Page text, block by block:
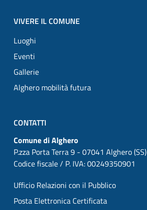
VIVERE IL COMUNE
Luoghi
Eventi
Gallerie
Alghero mobilità futura
CONTATTI
Comune di Alghero
P.zza Porta Terra 9 - 07041 Alghero (SS)
Codice fiscale / P. IVA: 00249350901
Ufficio Relazioni con il Pubblico
Posta Elettronica Certificata